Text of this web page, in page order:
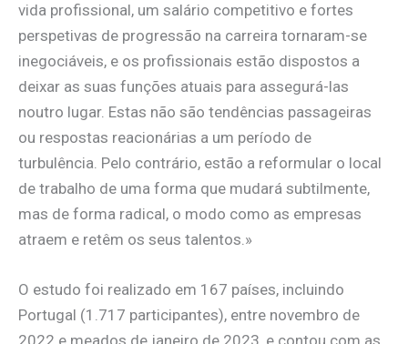
vida profissional, um salário competitivo e fortes
perspetivas de progressão na carreira tornaram-se
inegociáveis, e os profissionais estão dispostos a
deixar as suas funções atuais para assegurá-las
noutro lugar. Estas não são tendências passageiras
ou respostas reacionárias a um período de
turbulência. Pelo contrário, estão a reformular o local
de trabalho de uma forma que mudará subtilmente,
mas de forma radical, o modo como as empresas
atraem e retêm os seus talentos.»
O estudo foi realizado em 167 países, incluindo
Portugal (1.717 participantes), entre novembro de